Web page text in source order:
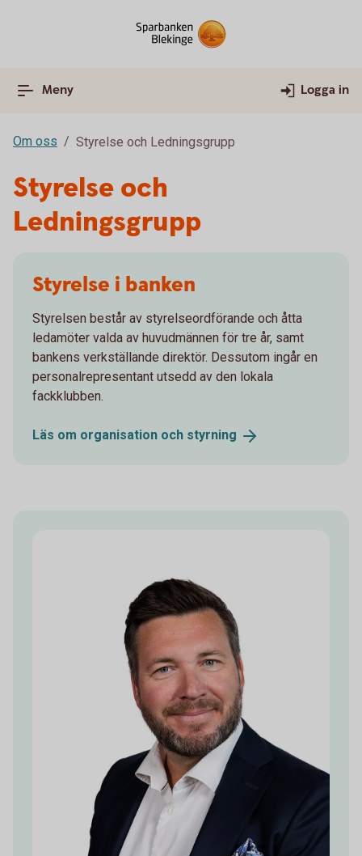
Meny Logga in
Om oss Styrelse och Ledningsgrupp
Styrelse och
Ledningsgrupp
Styrelse i banken
Styrelsen består av styrelseordförande och åtta
ledamöter valda av huvudmännen för tre år, samt
bankens verkställande direktör. Dessutom ingår en
personalrepresentant utsedd av den lokala
fackklubben.
Läs om organisation och styrning